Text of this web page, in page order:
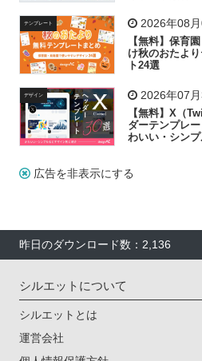
テンプレート 2026年08
【無料】保育
け秋のおたよ
ト24選
デザイン 2026年07
【無料】X（
ダーテンプレ
わいい・シン
広告を非表示にする
昨日のダウンロード数：2,136
シルエットについて
シルエットとは
運営会社